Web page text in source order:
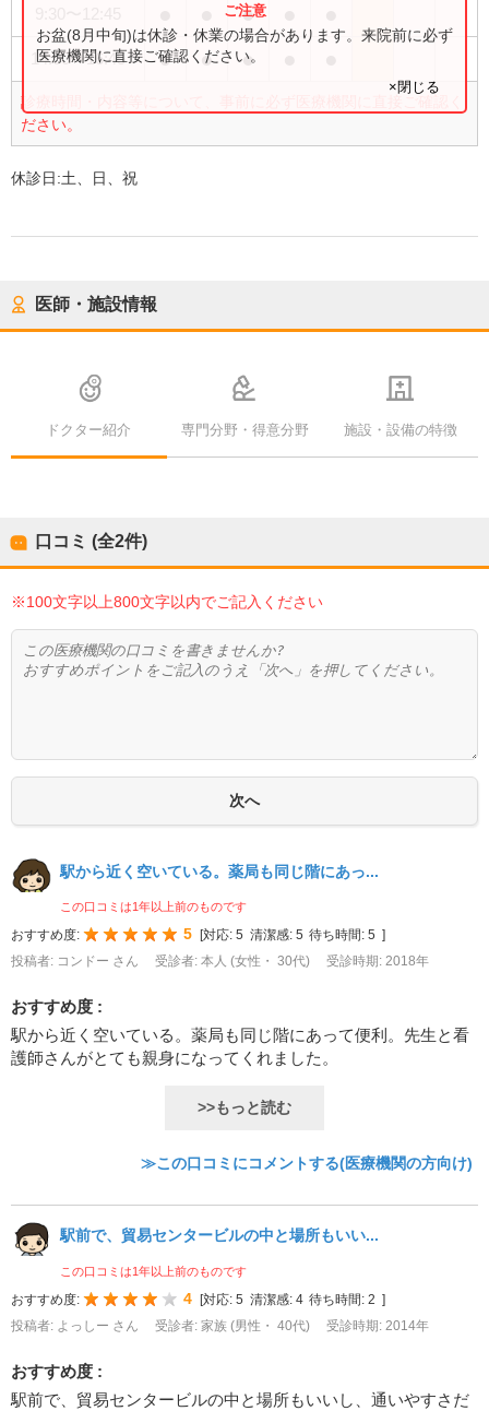
●
14:00〜16:45 ● ● ●
診療時間・内容等について、事前に必ず医療機関に直接ご確認く
ださい。
お盆(8月中旬)は休診・休業の場合があります。来院前に必ず
医療機関に直接ご確認ください。
×閉じる
休診日:土、日、祝
医師・施設情報
ドクター紹介 専門分野・得意分野 施設・設備の特徴
口コミ (全2件)
※100文字以上800文字以内でご記入ください
駅から近く空いている。薬局も同じ階にあっ...
この口コミは1年以上前のものです
おすすめ度: 5 対応: 5 清潔感: 5 待ち時間: 5
投稿者: コンドー さん
受診者: 本人 (女性・ 30代) 受診時期: 2018年
おすすめ度 :
駅から近く空いている。薬局も同じ階にあって便利。先生と看
護師さんがとても親身になってくれました。
>>もっと読む
≫この口コミにコメントする(医療機関の方向け)
駅前で、貿易センタービルの中と場所もいい...
この口コミは1年以上前のものです
おすすめ度: 4 [対応: 5 清潔感: 4 待ち時間: 2 ]
投稿者: よっしー さん
受診者: 家族 (男性・ 40代) 受診時期: 2014年
おすすめ度 :
駅前で、貿易センタービルの中と場所もいいし、通いやすさだ